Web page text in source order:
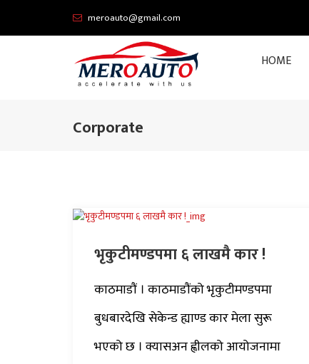
meroauto@gmail.com
HOME
Corporate
भृकुटीमण्डपमा ६ लाखमै कार !
काठमाडौं । काठमाडौंको भृकुटीमण्डपमा
बुधबारदेखि सेकेन्ड ह्याण्ड कार मेला सुरू
भएको छ । क्यासअन ह्वीलको आयोजनामा